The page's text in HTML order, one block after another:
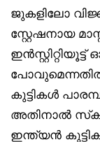
ജുകളിലോ
സ്റ്റേഷനായ
കുട്ടികൾ
അതിനാൽ
ഇന്ത്യൻ